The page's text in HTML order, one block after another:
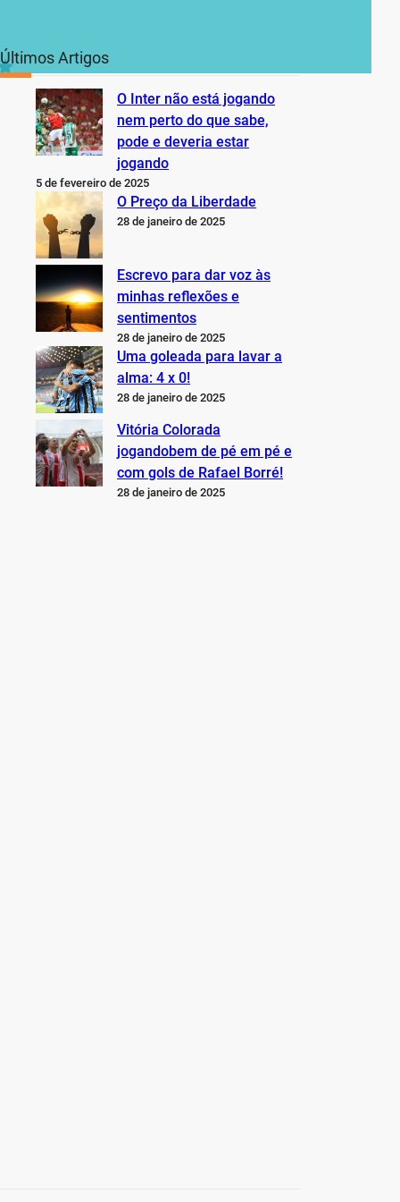
Últimos Artigos
O Inter não está jogando
nem perto do que sabe,
pode e deveria estar
jogando
5 de fevereiro de 2025
O Preço da Liberdade
28 de janeiro de 2025
Escrevo para dar voz às
minhas reflexões e
sentimentos
28 de janeiro de 2025
Uma goleada para lavar a
alma: 4 x 0!
28 de janeiro de 2025
Vitória Colorada
jogandobem de pé em pé e
com gols de Rafael Borré!
28 de janeiro de 2025